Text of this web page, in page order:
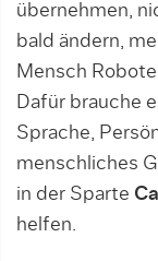
übernehmen,
bald ändern,
Mensch
Dafür brauche
Sprache,
menschliches
in der Sparte
helfen.